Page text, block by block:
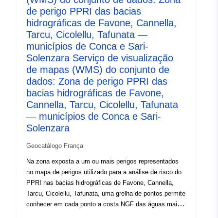
08/11/2001.Esta revisão reúne o 2 PPRI numa só. O
método de avaliação é específico para cada tipo de
perigo. Leva à delimitação de um conjunto de áreas no
perímetro do estudo constituindo um zoneamento
graduado de acordo com o nível de perigo.A atribuição
de um nível de perigo num determinado ponto do
território tem em conta a probabilidade de ocorrência do
fenómeno perigoso e o seu grau de intensidade. Todas
as zonas de perigo indicadas no mapa de perigos estão
incluídas. As zonas protegidas por estruturas de
proteção devem estar representadas (eventualmente de
uma forma específica), uma vez que são sempre
inadequação da estrutura). As zonas perigosas podem
ser descritas como dados desenvolvidos, na medida em
que resultem de uma síntese utilizando múltiplas fontes
de dados de perigo calculados, modelizados ou
observados. Estes dados de origem não são abrangidos
por esta classe de objetos, mas por outra norma que
de perigo PPRI das bacias
hidrográficas de Favone, Cannella,
Tarcu, Cicolellu, Tafunata —
municípios de Conca e Sari-
Solenzara Serviço de visualização
de mapas (WMS) do conjunto de
dados: Zona de perigo PPRI das
bacias hidrográficas de Favone,
Cannella, Tarcu, Cicolellu, Tafunata
— municípios de Conca e Sari-
Solenzara
Geocatálogo França
Na zona exposta a um ou mais perigos representados
no mapa de perigos utilizado para a análise de risco do
PPRI nas bacias hidrográficas de Favone, Cannella,
Tarcu, Cicolellu, Tafunata, uma grelha de pontos permite
conhecer em cada ponto a costa NGF das águas mais